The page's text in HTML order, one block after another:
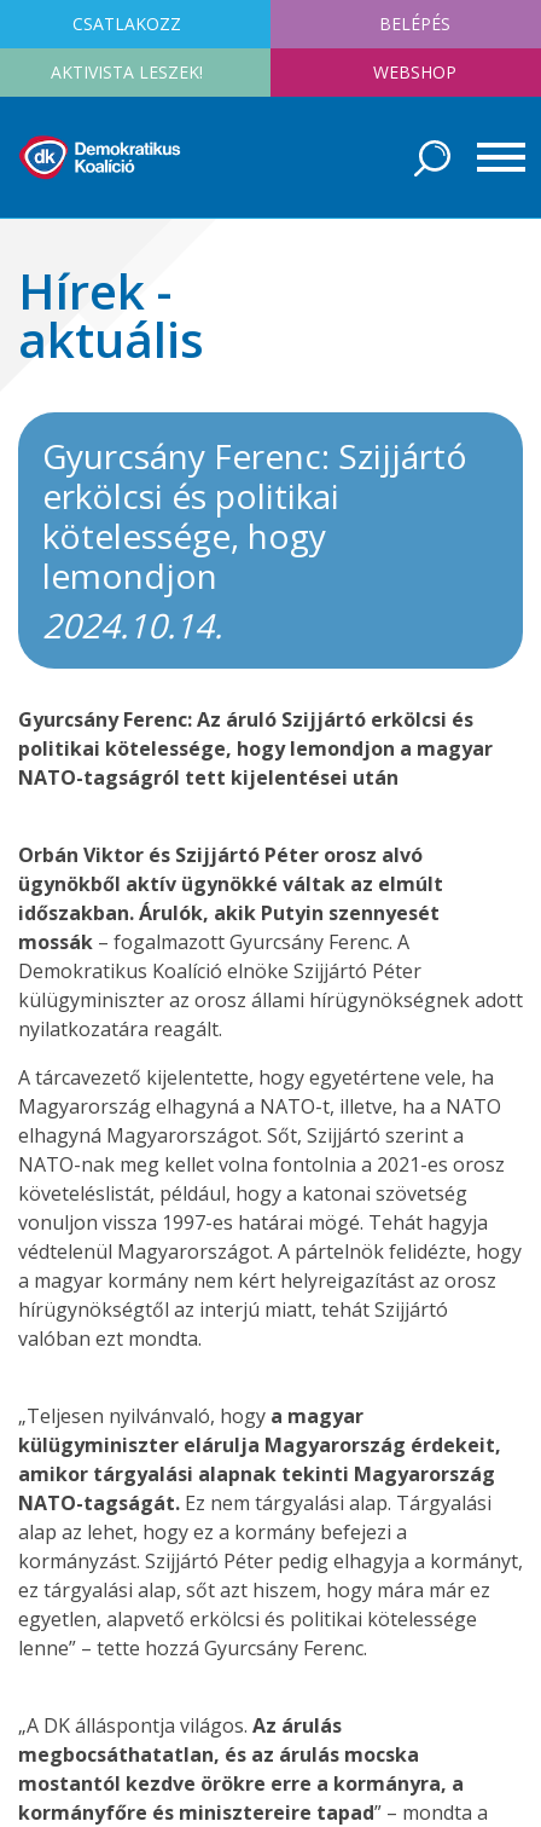
CSATLAKOZZ BELÉPÉS
AKTIVISTA LESZEK! WEBSHOP
Hírek -
aktuális
Gyurcsány Ferenc: Szijjártó
erkölcsi és politikai
kötelessége, hogy
lemondjon
2024.10.14.
Gyurcsány Ferenc: Az áruló Szijjártó erkölcsi és
politikai kötelessége, hogy lemondjon a magyar
NATO-tagságról tett kijelentései után
Orbán Viktor és Szijjártó Péter orosz alvó
ügynökből aktív ügynökké váltak az elmúlt
időszakban. Árulók, akik Putyin szennyesét
mossák – fogalmazott Gyurcsány Ferenc. A
Demokratikus Koalíció elnöke Szijjártó Péter
külügyminiszter az orosz állami hírügynökségnek adott
nyilatkozatára reagált.
A tárcavezető kijelentette, hogy egyetértene vele, ha
Magyarország elhagyná a NATO-t, illetve, ha a NATO
elhagyná Magyarországot. Sőt, Szijjártó szerint a
NATO-nak meg kellet volna fontolnia a 2021-es orosz
követeléslistát, például, hogy a katonai szövetség
vonuljon vissza 1997-es határai mögé. Tehát hagyja
védtelenül Magyarországot. A pártelnök felidézte, hogy
a magyar kormány nem kért helyreigazítást az orosz
hírügynökségtől az interjú miatt, tehát Szijjártó
valóban ezt mondta.
„Teljesen nyilvánvaló, hogy a magyar
külügyminiszter elárulja Magyarország érdekeit,
amikor tárgyalási alapnak tekinti Magyarország
NATO-tagságát. Ez nem tárgyalási alap. Tárgyalási
alap az lehet, hogy ez a kormány befejezi a
kormányzást. Szijjártó Péter pedig elhagyja a kormányt,
ez tárgyalási alap, sőt azt hiszem, hogy mára már ez
egyetlen, alapvető erkölcsi és politikai kötelessége
lenne” – tette hozzá Gyurcsány Ferenc.
„A DK álláspontja világos. Az árulás
megbocsáthatatlan, és az árulás mocska
mostantól kezdve örökre erre a kormányra, a
kormányfőre és minisztereire tapad” – mondta a